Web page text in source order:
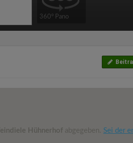
360° Pano
Hühnerhof abgegeben. Sei der